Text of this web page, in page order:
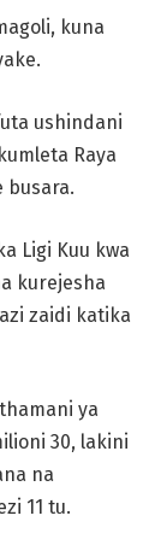
kuna
ushindani
Raya
busara.
Ligi Kuu kwa
kurejesha
zaidi katika
ya
30, lakini
na
11 tu.